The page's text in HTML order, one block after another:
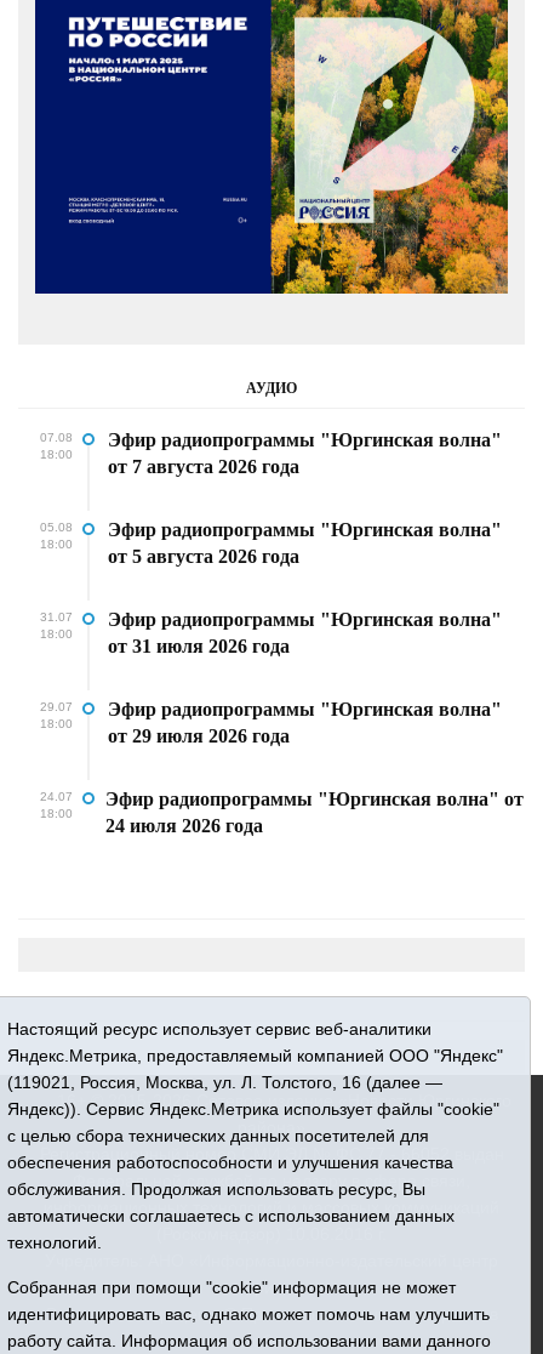
АУДИО
07.08
18:00
Эфир радиопрограммы "Юргинская волна"
от 7 августа 2026 года
05.08
18:00
Эфир радиопрограммы "Юргинская волна"
от 5 августа 2026 года
31.07
18:00
Эфир радиопрограммы "Юргинская волна"
от 31 июля 2026 года
29.07
18:00
Эфир радиопрограммы "Юргинская волна"
от 29 июля 2026 года
24.07
18:00
Эфир радиопрограммы "Юргинская волна" от
24 июля 2026 года
16+ © 2015-2026 Сетевое издание «Новости Юргинского
Регистрационный номер СМИ ЭЛ № ФС 77 - 66052 выдан
Федеральной службой по надзору в сфере связи,
«Призыв»
Все права защищены © При использовании материалов
ссылка обязательна
Настоящий ресурс использует сервис веб-аналитики
Яндекс.Метрика, предоставляемый компанией ООО "Яндекс"
(119021, Россия, Москва, ул. Л. Толстого, 16 (далее —
Яндекс)). Сервис Яндекс.Метрика использует файлы "cookie"
с целью сбора технических данных посетителей для
обеспечения работоспособности и улучшения качества
обслуживания. Продолжая использовать ресурс, Вы
автоматически соглашаетесь с использованием данных
технологий.
Собранная при помощи "cookie" информация не может
идентифицировать вас, однако может помочь нам улучшить
работу сайта. Информация об использовании вами данного